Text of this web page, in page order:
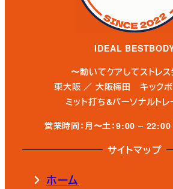
IDEAL
〜動いてケアしてストレ
東大阪 ／ 大阪梅田 キックボ
ミット打ち&パーソナルトレ
営業時間：月〜土：9:00 – 22:00
サイトマップ
ホーム